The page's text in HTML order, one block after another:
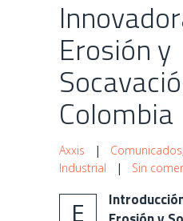
Erosión y
Colombia
Axxis | Comunicados
Industrial | Sin
E